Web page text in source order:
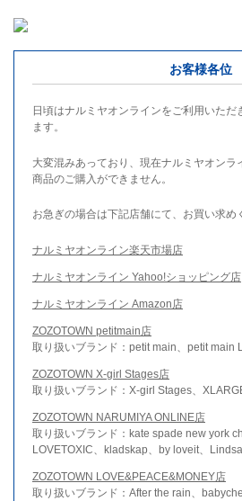
お客様各位
日頃はナルミヤオンラインをご利用いた
ます。
大変混みあっており、現在ナルミヤオンラ
商品のご購入ができません。
お急ぎの場合は下記店舗にて、お買い求め
ナルミヤオンライン楽天市場店
ナルミヤオンライン Yahoo!ショッピング店
ナルミヤオンライン Amazon店
ZOZOTOWN petitmain店
取り扱いブランド：petit main、petit main
ZOZOTOWN X-girl Stages店
取り扱いブランド：X-girl Stages、
ZOZOTOWN NARUMIYA ONLINE店
取り扱いブランド：kate spade new york
LOVETOXIC、kladskap、by loveit、
ZOZOTOWN LOVE&PEACE&MONEY店
取り扱いブランド：After the rain、